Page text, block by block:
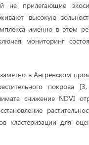
на прилегающие
высокую
именно в этом
мониторинг
заметно в Ангренском
покрова
снижение NDVI
кластеризации для